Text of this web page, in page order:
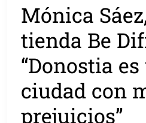
Mónica
tienda Be
“Donostia
ciudad con
prejuicios”